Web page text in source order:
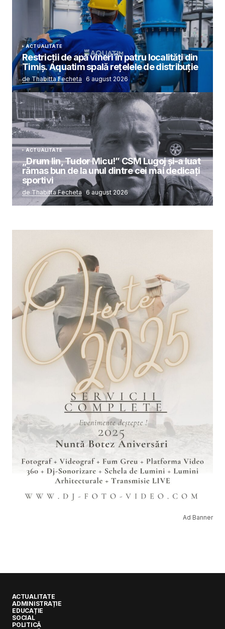
ACTUALITATE
Restricții de apă vineri în patru localități din
Timiș. Aquatim spală rețelele de distribuție
de Thabitta Fecheta 6 august 2026
ACTUALITATE
„Drum lin, Tudor Micu!” CSM Lugoj și-a luat
rămas bun de la unul dintre cei mai dedicați
sportivi
de Thabitta Fecheta 6 august 2026
Ad Banner
ACTUALITATE
ADMINISTRAȚIE
EDUCAȚIE
SOCIAL
POLITICĂ